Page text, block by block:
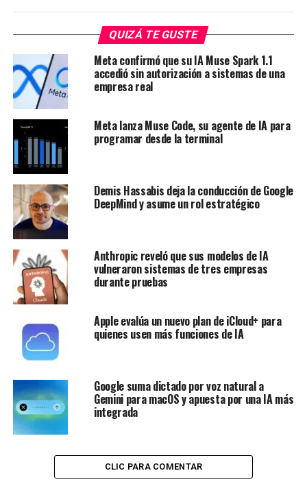
QUIZÁ TE GUSTE
Meta confirmó que su IA Muse Spark 1.1
accedió sin autorización a sistemas de una
empresa real
Meta lanza Muse Code, su agente de IA para
programar desde la terminal
Demis Hassabis deja la conducción de Google
DeepMind y asume un rol estratégico
Anthropic reveló que sus modelos de IA
vulneraron sistemas de tres empresas
durante pruebas
Apple evalúa un nuevo plan de iCloud+ para
quienes usen más funciones de IA
Google suma dictado por voz natural a
Gemini para macOS y apuesta por una IA más
integrada
CLIC PARA COMENTAR